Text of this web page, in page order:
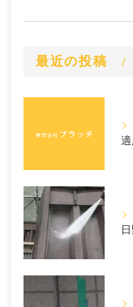
最近の投稿